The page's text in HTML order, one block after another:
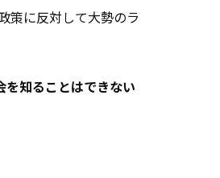
策に反対して大勢のラ
を知ることはできない